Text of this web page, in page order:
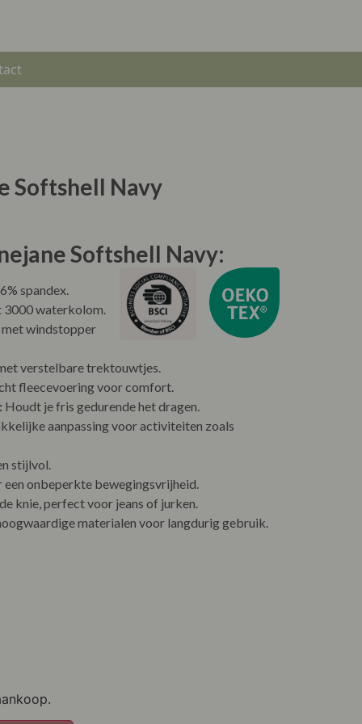
Softshell Navy
Softshell Navy:
spandex.
3000 waterkolom.
windstopper
verstelbare trektouwtjes.
fleecevoering voor comfort.
Houdt je fris gedurende het dragen.
aanpassing voor activiteiten zoals
stijlvol.
een onbeperkte bewegingsvrijheid.
knie, perfect voor jeans of jurken.
materialen voor langdurig gebruik.